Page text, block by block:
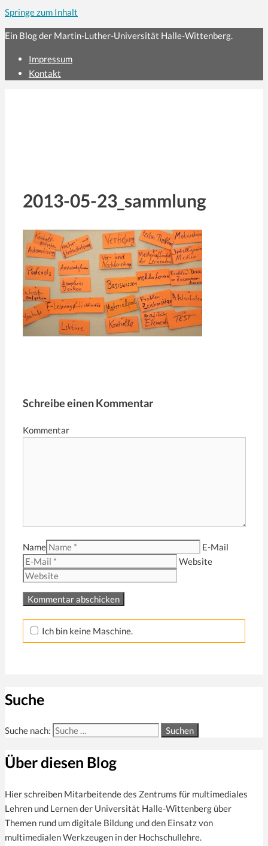
Springe zum Inhalt
Ein Blog der Martin-Luther-Universität Halle-Wittenberg.
Impressum
Kontakt
2013-05-23_sammlung
Schreibe einen Kommentar
Kommentar
Name
E-Mail
Website
Ich bin keine Maschine.
Suche
Suche nach:
Über diesen Blog
Hier schreiben Mitarbeitende des Zentrums für multi­mediales
Lehren und Lernen der Universität Halle-Wittenberg über
Themen rund um digitale Bildung und den Einsatz von
multimedialen Werkzeugen in der Hochschullehre.